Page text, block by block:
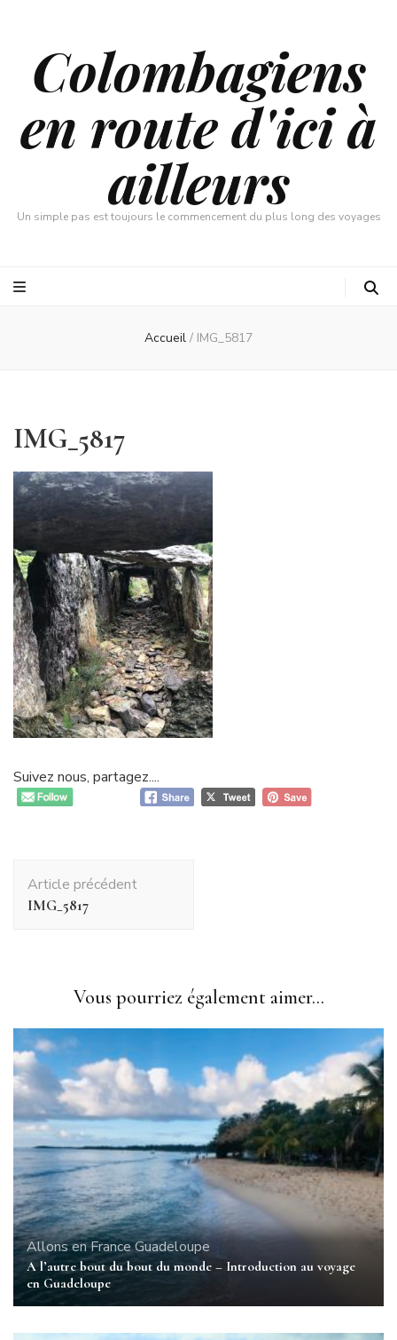
Colombagiens
en route d'ici à
ailleurs
Un simple pas est toujours le commencement du plus long des voyages
Accueil / IMG_5817
IMG_5817
Suivez nous, partagez....
d'article
Article précédent
IMG_5817
Vous pourriez également aimer...
Allons en FranceGuadeloupe
A l’autre bout du bout du monde – Introduction au voyage
en Guadeloupe